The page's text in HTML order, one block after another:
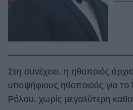
Στη συνέχεια, η ηθοποιός
υποψήφιους ηθοποιούς για το
Ρόλου, χωρίς μεγαλύτερη